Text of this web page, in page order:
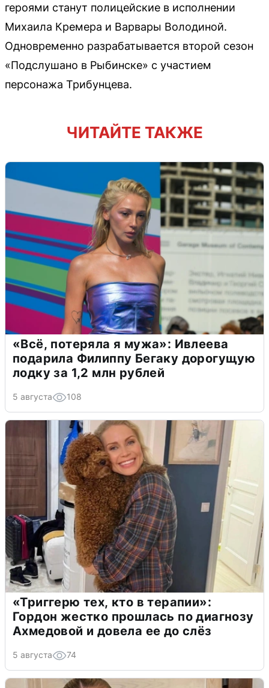
героями станут полицейские в исполнении
Михаила Кремера и Варвары Володиной.
Одновременно разрабатывается второй сезон
«Подслушано в Рыбинске» с участием
персонажа Трибунцева.
ЧИТАЙТЕ ТАКЖЕ
«Всё, потеряла я мужа»: Ивлеева
подарила Филиппу Бегаку дорогущую
лодку за 1,2 млн рублей
5 августа 108
«Триггерю тех, кто в терапии»:
Гордон жестко прошлась по диагнозу
Ахмедовой и довела ее до слёз
5 августа 74